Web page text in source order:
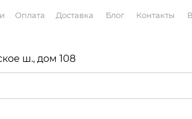
Оплата Доставка Блог Контакты
ш., дом 108